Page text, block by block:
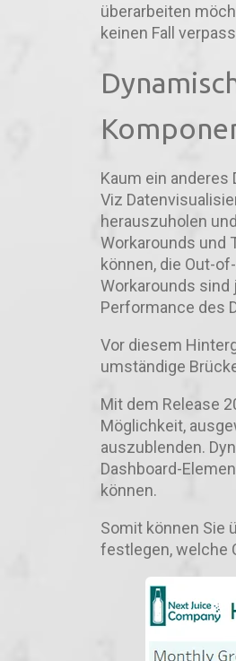
überarbeiten
keinen Fall
Kaum ein anderes
Viz
herauszuholen
Workarounds und
können, die Out-
Workarounds sind
Performance des
Vor diesem
umständige
Mit dem Release
Möglichkeit,
auszublenden.
Dashboard-
können.
Somit können Sie
festlegen, welche